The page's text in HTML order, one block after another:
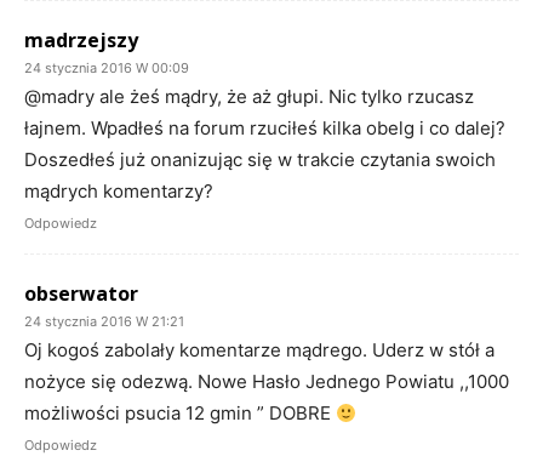
madrzejszy
24 stycznia 2016 W 00:09
@madry ale żeś mądry, że aż głupi. Nic tylko rzucasz
łajnem. Wpadłeś na forum rzuciłeś kilka obelg i co dalej?
Doszedłeś już onanizując się w trakcie czytania swoich
mądrych komentarzy?
Odpowiedz
obserwator
24 stycznia 2016 W 21:21
Oj kogoś zabolały komentarze mądrego. Uderz w stół a
nożyce się odezwą. Nowe Hasło Jednego Powiatu ,,1000
możliwości psucia 12 gmin ” DOBRE
Odpowiedz